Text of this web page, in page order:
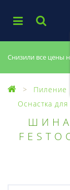
Снизили все цены
Пиление
Оснастка